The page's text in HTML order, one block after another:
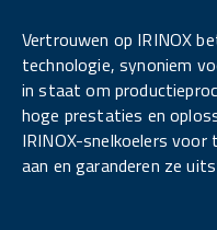
Vertrouwen op IRINOX
technologie, synoniem
in staat om
hoge prestaties en
IRINOX-snelkoelers
aan en garanderen ze